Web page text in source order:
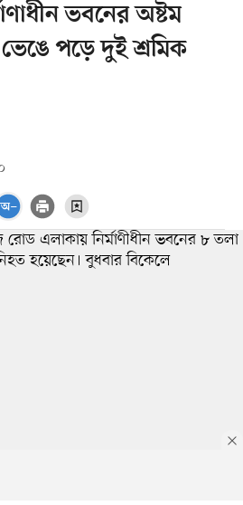
ভবনের অষ্টম
পড়ে দুই শ্রমিক